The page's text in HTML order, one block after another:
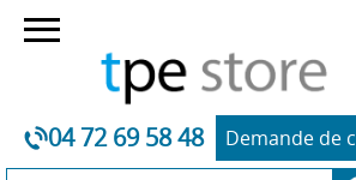
04 72 69 58 48 Demande de